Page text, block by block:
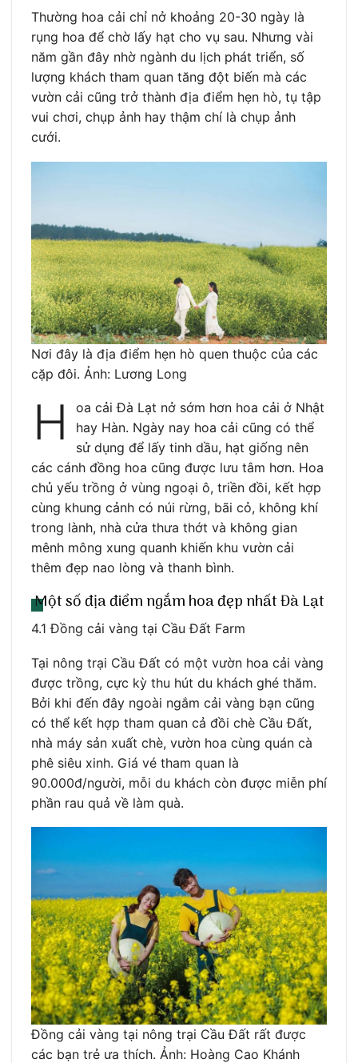
Thường hoa cải chỉ nở khoảng 20-30 ngày là
rụng hoa để chờ lấy hạt cho vụ sau. Nhưng vài
năm gần đây nhờ ngành du lịch phát triển, số
lượng khách tham quan tăng đột biến mà các
vườn cải cũng trở thành địa điểm hẹn hò, tụ tập
vui chơi, chụp ảnh hay thậm chí là chụp ảnh
cưới.
Nơi đây là địa điểm hẹn hò quen thuộc của các
cặp đôi. Ảnh: Lương Long
H
oa cải Đà Lạt nở sớm hơn hoa cải ở Nhật
hay Hàn. Ngày nay hoa cải cũng có thể
sử dụng để lấy tinh dầu, hạt giống nên
các cánh đồng hoa cũng được lưu tâm hơn. Hoa
chủ yếu trồng ở vùng ngoại ô, triền đồi, kết hợp
cùng khung cảnh có núi rừng, bãi cỏ, không khí
trong lành, nhà cửa thưa thớt và không gian
mênh mông xung quanh khiến khu vườn cải
thêm đẹp nao lòng và thanh bình.
Một số địa điểm ngắm hoa đẹp nhất Đà Lạt
4.1 Đồng cải vàng tại Cầu Đất Farm
Tại nông trại Cầu Đất có một vườn hoa cải vàng
được trồng, cực kỳ thu hút du khách ghé thăm.
Bởi khi đến đây ngoài ngắm cải vàng bạn cũng
có thể kết hợp tham quan cả đồi chè Cầu Đất,
nhà máy sản xuất chè, vườn hoa cùng quán cà
phê siêu xinh. Giá vé tham quan là
90.000đ/người, mỗi du khách còn được miễn phí
phần rau quả về làm quà.
Đồng cải vàng tại nông trại Cầu Đất rất được
các bạn trẻ ưa thích. Ảnh: Hoàng Cao Khánh